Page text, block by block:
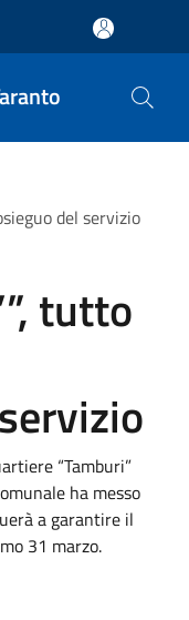
del servizio
tutto
“Tamburi”
ha messo
a garantire il
31 marzo.